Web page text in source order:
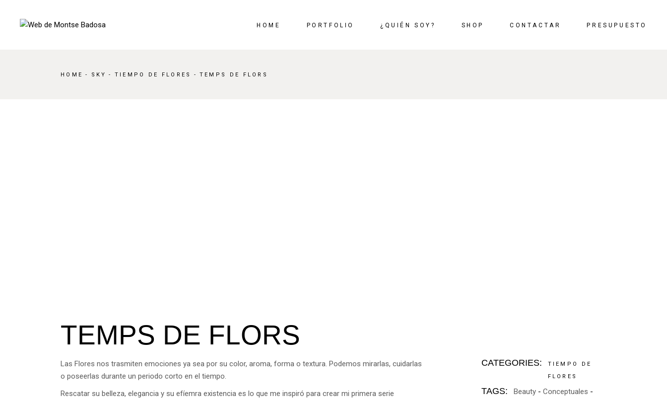
content
HOME PORTFOLIO ¿QUIÉN SOY? SHOP CONTACTAR PRESUPUESTO
HOME SKY TIEMPO DE FLORES TEMPS DE FLORS
TEMPS DE FLORS
Las Flores nos trasmiten emociones ya sea por su color, aroma, forma o textura. Podemos mirarlas, cuidarlas
o poseerlas durante un periodo corto en el tiempo.
Rescatar su belleza, elegancia y su efíemra existencia es lo que me inspiró para crear mi primera serie
CATEGORIES:
TIEMPO DE
FLORES
TAGS: Beauty
Conceptuales